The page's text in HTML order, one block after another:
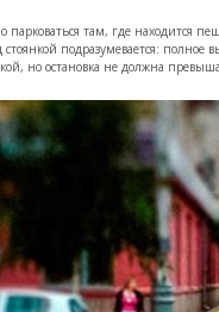
там, где находится
подразумевается: полное
но остановка не должна